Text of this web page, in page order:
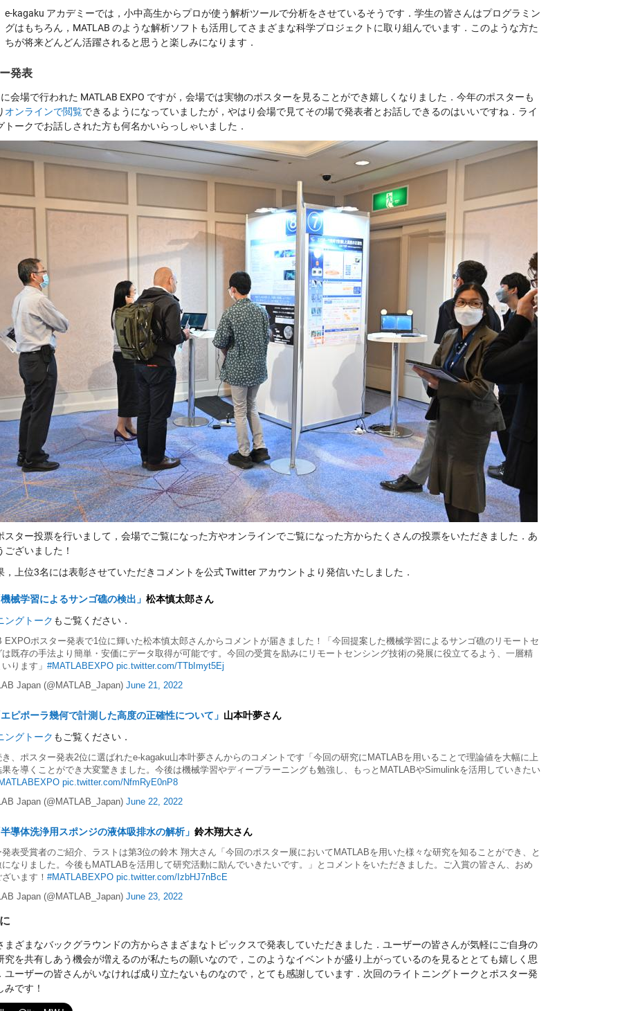
e-kagaku アカデミーでは，小中高生からプロが使う解析ツールで分析をさせているそうです．学生の皆さんはプログラミン
グはもちろん，MATLAB のような解析ソフトも活用してさまざまな科学プロジェクトに取り組んでいます．このような方た
ちが将来どんどん活躍されると思うと楽しみになります．
発表
会場で行われた MATLAB EXPO ですが，会場では実物のポスターを見ることができ嬉しくなりました．今年のポスターも
オンラインで閲覧できるようになっていましたが，やはり会場で見てその場で発表者とお話しできるのはいいですね．ライ
トークでお話しされた方も何名かいらっしゃいました．
スター投票を行いまして，会場でご覧になった方やオンラインでご覧になった方からたくさんの投票をいただきました．あ
ございました！
，上位3名には表彰させていただきコメントを公式 Twitter アカウントより発信いたしました．
械学習によるサンゴ礁の検出」 松本慎太郎さん
ングトーク もご覧ください．
EXPOポスター発表で1位に輝いた松本慎太郎さんからコメントが届きました！「今回提案した機械学習によるサンゴ礁のリモートセ
既存の手法より簡単・安価にデータ取得が可能です。今回の受賞を励みにリモートセンシング技術の発展に役立てるよう、一層精
ります」 #MATLABEXPO pic.twitter.com/TTbImyt5Ej
Japan (@MATLAB_Japan) June 21, 2022
ピポーラ幾何で計測した高度の正確性について」 山本叶夢さん
ングトーク もご覧ください．
、ポスター発表2位に選ばれたe-kagaku山本叶夢さんからのコメントです「今回の研究にMATLABを用いることで理論値を大幅に上
を導くことができ大変驚きました。今後は機械学習やディープラーニングも勉強し、もっとMATLABやSimulinkを活用していきたい
pic.twitter.com/NfmRyE0nP8
Japan (@MATLAB_Japan) June 22, 2022
導体洗浄用スポンジの液体吸排水の解析」 鈴木翔大さん
表受賞者のご紹介、ラストは第3位の鈴木 翔大さん「今回のポスター展においてMATLABを用いた様々な研究を知ることができ、と
なりました。今後もMATLABを活用して研究活動に励んでいきたいです。」とコメントをいただきました。ご入賞の皆さん、おめ
います！ #MATLABEXPO pic.twitter.com/IzbHJ7nBcE
Japan (@MATLAB_Japan) June 23, 2022
まざまなバックグラウンドの方からさまざまなトピックスで発表していただきました．ユーザーの皆さんが気軽にご自身の
究を共有しあう機会が増えるのが私たちの願いなので，このようなイベントが盛り上がっているのを見るととても嬉しく思
ユーザーの皆さんがいなければ成り立たないものなので，とても感謝しています．次回のライトニングトークとポスター発
みです！